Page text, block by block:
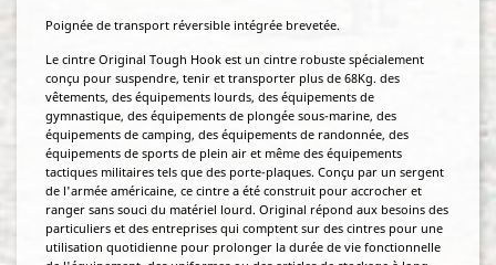
Poignée de transport réversible intégrée brevetée.
Le cintre Original Tough Hook est un cintre robuste spécialement
conçu pour suspendre, tenir et transporter plus de 68Kg. des
vêtements, des équipements lourds, des équipements de
gymnastique, des équipements de plongée sous-marine, des
équipements de camping, des équipements de randonnée, des
équipements de sports de plein air et même des équipements
tactiques militaires tels que des porte-plaques. Conçu par un sergent
de l'armée américaine, ce cintre a été construit pour accrocher et
ranger sans souci du matériel lourd. Original répond aux besoins des
particuliers et des entreprises qui comptent sur des cintres pour une
utilisation quotidienne pour prolonger la durée de vie fonctionnelle